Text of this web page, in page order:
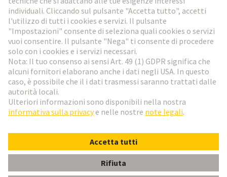
Social Media
Italia Italiano
© HARTING Technology Group
ImprintInformativa sulla privacy